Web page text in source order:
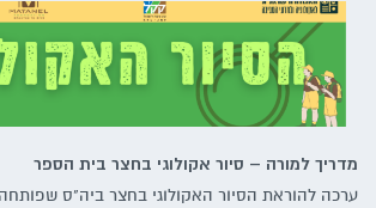
מדריך למורה – סיור אקולוגי בחצר בית הספר
ערכה להוראת הסיור האקולוגי בחצר ביה"ס